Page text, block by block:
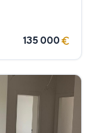
135 000